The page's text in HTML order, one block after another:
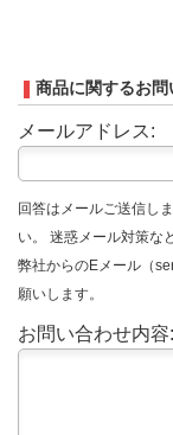
商品に関するお問
メールアドレス:
回答はメールご送信し
い。 迷惑メール対策な
弊社からのEメール（
願いします。
お問い合わせ内容: